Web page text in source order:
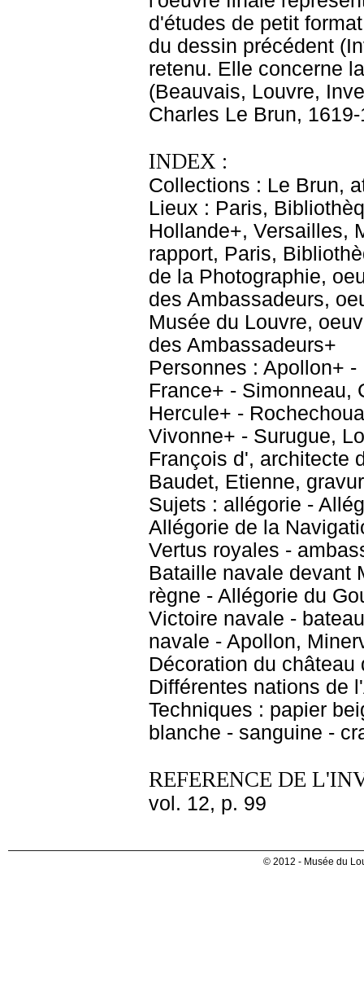
d'études de petit
du dessin précédent
retenu. Elle concerne
(Beauvais, Louvre,
Charles Le Brun,
INDEX :
Collections : Le Brun,
Lieux : Paris,
Hollande+, Versailles,
rapport, Paris,
de la Photographie,
des Ambassadeurs,
Musée du Louvre,
des Ambassadeurs+
Personnes : Apollon+
France+ - Simonneau,
Hercule+ -
Vivonne+ - Surugue,
François d', architecte
Baudet, Etienne,
Sujets : allégorie -
Allégorie de la
Vertus royales -
Bataille navale devant
règne - Allégorie du
Victoire navale -
navale - Apollon,
Décoration du
Différentes nations de
Techniques : papier
blanche - sanguine -
REFERENCE DE
vol. 12, p. 99
© 2012 - Musée du